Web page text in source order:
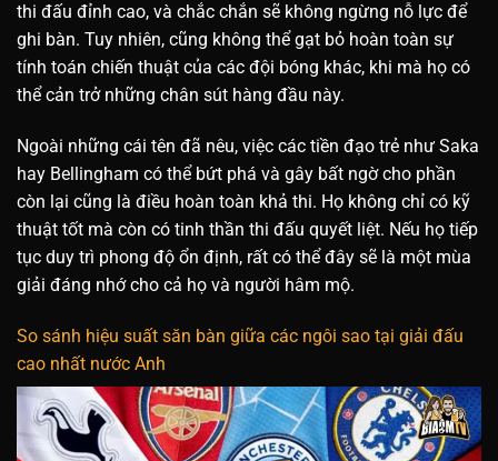
thi đấu đỉnh cao, và chắc chắn sẽ không ngừng nỗ lực để
ghi bàn. Tuy nhiên, cũng không thể gạt bỏ hoàn toàn sự
tính toán chiến thuật của các đội bóng khác, khi mà họ có
thể cản trở những chân sút hàng đầu này.
Ngoài những cái tên đã nêu, việc các tiền đạo trẻ như Saka
hay Bellingham có thể bứt phá và gây bất ngờ cho phần
còn lại cũng là điều hoàn toàn khả thi. Họ không chỉ có kỹ
thuật tốt mà còn có tinh thần thi đấu quyết liệt. Nếu họ tiếp
tục duy trì phong độ ổn định, rất có thể đây sẽ là một mùa
giải đáng nhớ cho cả họ và người hâm mộ.
So sánh hiệu suất săn bàn giữa các ngôi sao tại giải đấu
cao nhất nước Anh